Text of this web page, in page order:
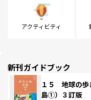
アクティビティ
新刊ガイドブック
１５ 地球の
島①）３訂版